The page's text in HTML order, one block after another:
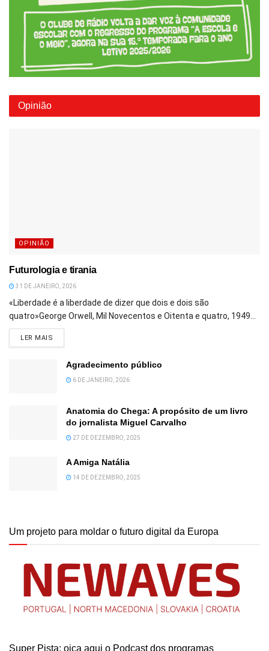
Opinião
OPINIÃO
Futurologia e tirania
31 DE JANEIRO, 2026
«Liberdade é a liberdade de dizer que dois e dois são
quatro»George Orwell, Mil Novecentos e Oitenta e quatro, 1949...
LER MAIS
Agradecimento público
6 DE JANEIRO, 2026
Anatomia do Chega: A propósito de um livro
do jornalista Miguel Carvalho
27 DE DEZEMBRO, 2025
A Amiga Natália
14 DE DEZEMBRO, 2025
Um projeto para moldar o futuro digital da Europa
Super Pista: oiça aqui o Podcast dos programas